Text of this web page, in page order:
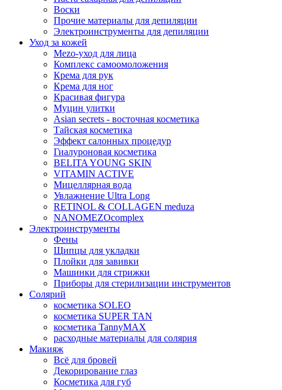
Воски
Прочие материалы для депиляции
Электроинструменты для депиляции
Уход за кожей
Mezo-уход для лица
Комплекс самоомоложения
Крема для рук
Крема для ног
Красивая фигура
Муцин улитки
Asian seсrets - восточная косметика
Тайская косметика
Эффект салонных процедур
Гиалуроновая косметика
BELITA YOUNG SKIN
VITAMIN ACTIVE
Мицеллярная вода
Увлажнение Ultra Long
RETINOL & COLLAGEN meduza
NANOMEZOcomplex
Электроинструменты
Фены
Щипцы для укладки
Плойки для завивки
Машинки для стрижки
Приборы для стерилизации инструментов
Солярий
косметика SOLEO
косметика SUPER TAN
косметика TannyMAX
расходные материалы для солярия
Макияж
Всё для бровей
Декорирование глаз
Косметика для губ